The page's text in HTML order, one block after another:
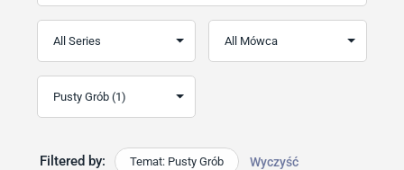
Filtered by: Temat: Pusty Grób Wyczyść